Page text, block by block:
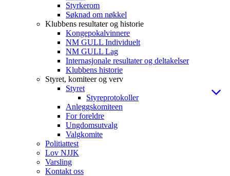
Styrkerom
Søknad om nøkkel
Klubbens resultater og historie
Kongepokalvinnere
NM GULL Individuelt
NM GULL Lag
Internasjonale resultater og deltakelser
Klubbens historie
Styret, komiteer og verv
Styret
Styreprotokoller
Anleggskomiteen
For foreldre
Ungdomsutvalg
Valgkomite
Politiattest
Lov NJJK
Varsling
Kontakt oss